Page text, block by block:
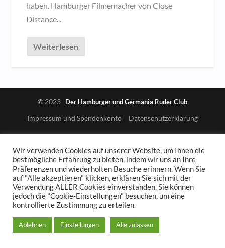
haben. Hamburger Filmemacher von Close
Distance...
Weiterlesen
© 2023 Der Hamburger und Germania Ruder Club
Impressum und Spendenkonto Datenschutzerklärung
Wir verwenden Cookies auf unserer Website, um Ihnen die
bestmögliche Erfahrung zu bieten, indem wir uns an Ihre
Präferenzen und wiederholten Besuche erinnern. Wenn Sie
auf "Alle akzeptieren" klicken, erklären Sie sich mit der
Verwendung ALLER Cookies einverstanden. Sie können
jedoch die "Cookie-Einstellungen" besuchen, um eine
kontrollierte Zustimmung zu erteilen.
Ablehnen Einstellungen Alle zulassen